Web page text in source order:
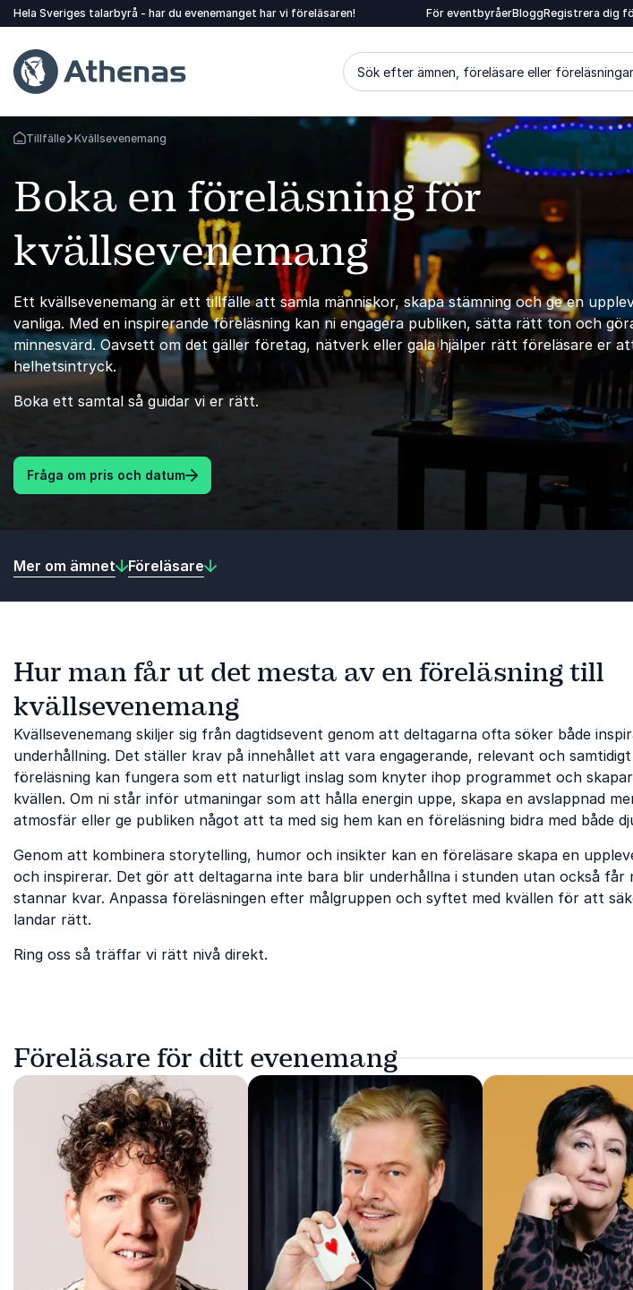
Hela Sveriges talarbyrå - har du evenemanget har vi föreläsaren! För eventbyråerBloggRegistrera dig
Sök efter ämnen, föreläsare eller föreläsningar
Gå tillbaka till startsidan
Tillfälle Kvällsevenemang
Boka en föreläsning för
kvällsevenemang
Ett kvällsevenemang är ett tillfälle att samla människor, skapa stämning och ge en
vanliga. Med en inspirerande föreläsning kan ni engagera publiken, sätta rätt ton och
minnesvärd. Oavsett om det gäller företag, nätverk eller gala hjälper rätt föreläsare er
helhetsintryck.
Boka ett samtal så guidar vi er rätt.
Fråga om pris och datum
Mer om ämnet Föreläsare
Hur man får ut det mesta av en föreläsning till
kvällsevenemang
Kvällsevenemang skiljer sig från dagtidsevent genom att deltagarna ofta söker både
underhållning. Det ställer krav på innehållet att vara engagerande, relevant och
föreläsning kan fungera som ett naturligt inslag som knyter ihop programmet och
kvällen. Om ni står inför utmaningar som att hålla energin uppe, skapa en avslappnad
atmosfär eller ge publiken något att ta med sig hem kan en föreläsning bidra med både
Genom att kombinera storytelling, humor och insikter kan en föreläsare skapa en
och inspirerar. Det gör att deltagarna inte bara blir underhållna i stunden utan också får
stannar kvar. Anpassa föreläsningen efter målgruppen och syftet med kvällen för att
landar rätt.
Ring oss så träffar vi rätt nivå direkt.
Föreläsare för ditt evenemang